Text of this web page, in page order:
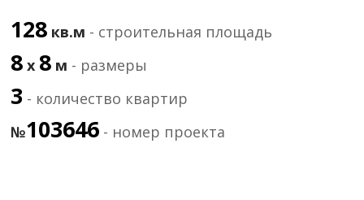
128 кв.м - строительная площадь
8 х 8 м - размеры
3 - количество квартир
№103646 - номер проекта